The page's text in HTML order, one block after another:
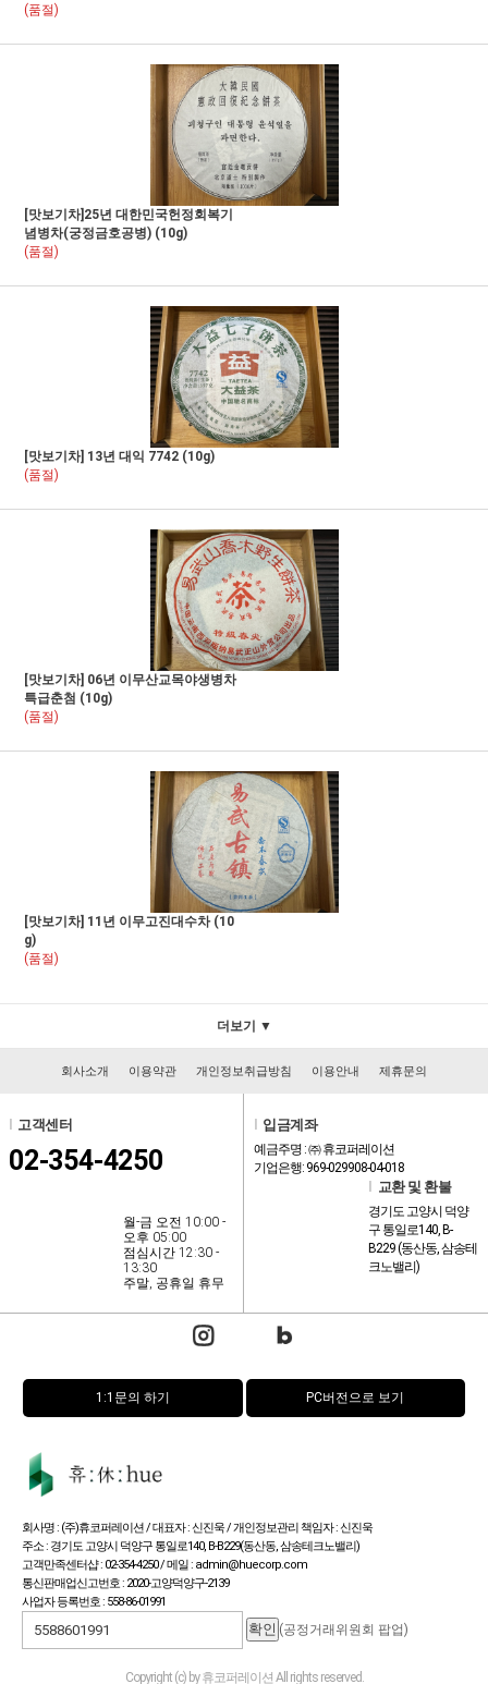
(품절)
[맛보기차]25년 대한민국헌정회복기
념병차(궁정금호공병) (10g)
(품절)
[맛보기차] 13년 대익 7742 (10g)
(품절)
[맛보기차] 06년 이무산교목야생병차
특급춘첨 (10g)
(품절)
[맛보기차] 11년 이무고진대수차 (10
g)
(품절)
더보기 ▼
회사소개 이용약관 개인정보취급방침 이용안내 제휴문의
고객센터
02-354-4250
월-금 오전 10:00 -
오후 05:00
점심시간 12:30 -
13:30
주말, 공휴일 휴무
입금계좌
예금주명 : ㈜ 휴코퍼레이션
기업은행: 969-029908-04-018
교환 및 환불
경기도 고양시 덕양
구 통일로140, B-
B229 (동산동, 삼송테
크노밸리)
1:1문의 하기 PC버전으로 보기
회사명 : (주)휴코퍼레이션 / 대표자 : 신진욱 / 개인정보관리 책임자 : 신진욱
주소 : 경기도 고양시 덕양구 통일로140, B-B229(동산동, 삼송테크노밸리)
고객만족센터샵 : 02-354-4250 / 메일 : admin@huecorp.com
통신판매업신고번호 : 2020-고양덕양구-2139
사업자 등록번호 : 558-86-01991
(공정거래위원회 팝업)
Copyright (c) by 휴코퍼레이션 All rights reserved.